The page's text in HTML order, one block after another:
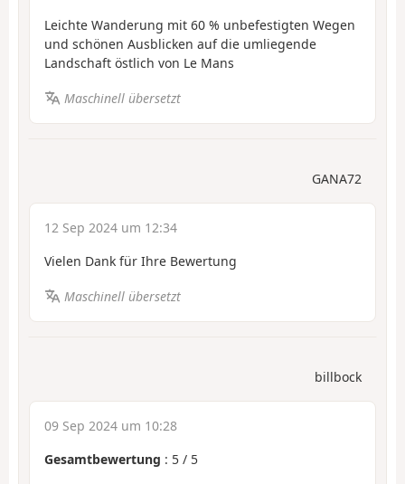
Leichte Wanderung mit 60 % unbefestigten Wegen
und schönen Ausblicken auf die umliegende
Landschaft östlich von Le Mans
Maschinell übersetzt
GANA72
12 Sep 2024 um 12:34
Vielen Dank für Ihre Bewertung
Maschinell übersetzt
billbock
09 Sep 2024 um 10:28
Gesamtbewertung : 5 / 5